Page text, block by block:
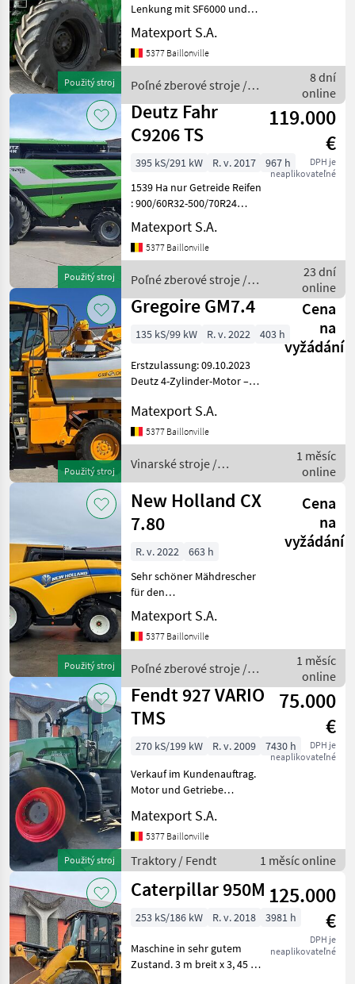
Použitý stroj
Lenkung mit SF6000 und
Kemper 490 Plus Premium-
Stoffsitze 2 elektrisch
verstellbare und
Premium-Beleuchtungs
Matexport S.A.
5377 Baillonville
Poľné zberové stroje /
John Deere
8 dní
online
Použitý stroj
Deutz Fahr
C9206 TS
119.000
€
DPH je
neaplikovateľné
395 kS/291 kW R. v. 2017
967 h
1539 Ha nur Getreide Reifen
: 900/60R32-500/70R24
überarbeitetes
Autocontour-Schneidwerk
Deutz-Fahr 7, 20m mit
Rapsverlängerung mit 2
hydraulischen
Matexport S.A.
5377 Baillonville
Poľné zberové stroje /
Deutz Fahr
23 dní
online
Použitý stroj
Gregoire GM7.4
Cena
na
vyžádání
135 kS/99 kW R. v. 2022 403 h
Erstzulassung: 09.10.2023
Deutz 4-Zylinder-Motor –
Doppelbunker 2 x 13 HL,
ausgeschnitten EasyClean-
System Air Blade + obere
Absaugung Klimatisiert
Matexport S.A.
5377 Baillonville
Vinarské stroje /
Gregoire
1 měsíc
online
Použitý stroj
New Holland CX
7.80
Cena
na
vyžádání
R. v. 2022
663 h
Sehr schöner Mähdrescher
für den
Getreideernteeinsatz in
neuwertigem Zustand.
Ausgestattet mit
(Selbstnivellierung),
Strohhäcksler,
Spreuverteiler, ko
Matexport S.A.
5377 Baillonville
Poľné zberové stroje /
New Holland
1 měsíc
online
Použitý stroj
Fendt 927 VARIO
TMS
75.000
€
DPH je
neaplikovateľné
270 kS/199 kW R. v. 2009
7430 h
Verkauf im Kundenauftrag.
Motor und Getriebe
einwandfreiem
Betriebszustand. Ein
zweiter kompletter Radsatz
mit Reifen der Größe
520/70R34 ist ebenfa
Matexport S.A.
5377 Baillonville
Traktory / Fendt 1 měsíc online
Caterpillar 950M 125.000
€
DPH je
neaplikovateľné
253 kS/186 kW R. v. 2018 3981 h
Maschine in sehr gutem
Zustand. 3 m breit x 3, 45 m